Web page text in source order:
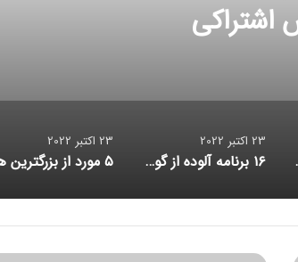
شکست رکورد انتقال داده
23 اکتبر 2022 23 اکتبر 2022